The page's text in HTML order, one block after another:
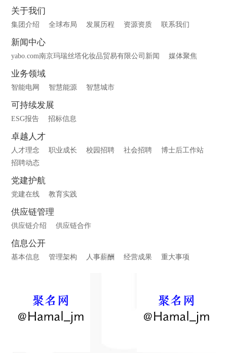
关于我们
集团介绍 全球布局 发展历程 资源资质 联系我们
新闻中心
yabo.com南京玛瑞丝塔化妆品贸易有限公司新闻 媒体聚焦
业务领域
智能电网 智慧能源 智慧城市
可持续发展
ESG报告 招标信息
卓越人才
人才理念 职业成长 校园招聘 社会招聘
博士后工作站
招聘动态
党建护航
党建在线 教育实践
供应链管理
供应链介绍 供应链合作
信息公开
基本信息 管理架构 人事薪酬 经营成果 重大事项